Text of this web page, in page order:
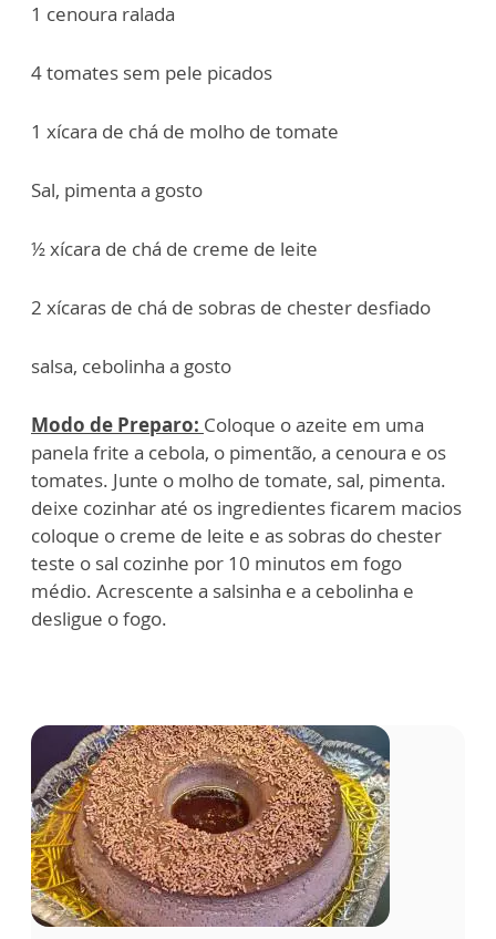
1 cenoura ralada
4 tomates sem pele picados
1 xícara de chá de molho de tomate
Sal, pimenta a gosto
½ xícara de chá de creme de leite
2 xícaras de chá de sobras de chester desfiado
salsa, cebolinha a gosto
Modo de Preparo: Coloque o azeite em uma
panela frite a cebola, o pimentão, a cenoura e os
tomates. Junte o molho de tomate, sal, pimenta.
deixe cozinhar até os ingredientes ficarem macios
coloque o creme de leite e as sobras do chester
teste o sal cozinhe por 10 minutos em fogo
médio. Acrescente a salsinha e a cebolinha e
desligue o fogo.